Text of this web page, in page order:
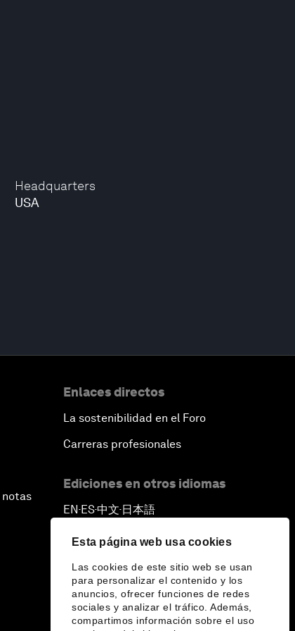
Esta página web usa cookies
Las cookies de este sitio web se usan
para personalizar el contenido y los
anuncios, ofrecer funciones de redes
sociales y analizar el tráfico. Además,
compartimos información sobre el uso
Headquarters
USA
notas
Enlaces directos
La sostenibilidad en el Foro
Carreras profesionales
Ediciones en otros idiomas
EN ▪ES▪中文▪ 日本語